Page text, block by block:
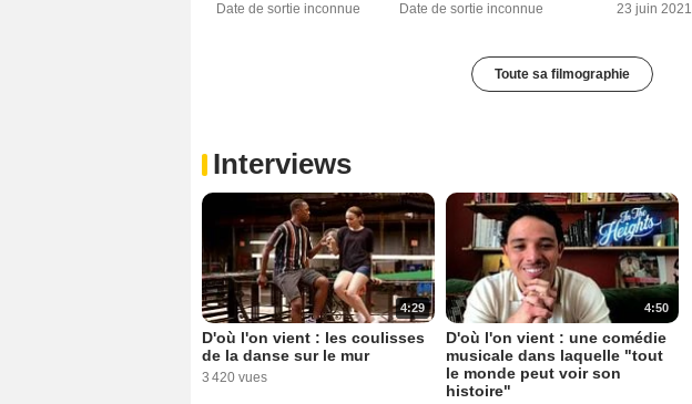
Date de sortie inconnue Date de sortie inconnue 23 juin 2021
Toute sa filmographie
Interviews
4:29
D'où l'on vient : les coulisses
de la danse sur le mur
3 420 vues
4:50
D'où l'on vient : une comédie
musicale dans laquelle "tout
le monde peut voir son
histoire"